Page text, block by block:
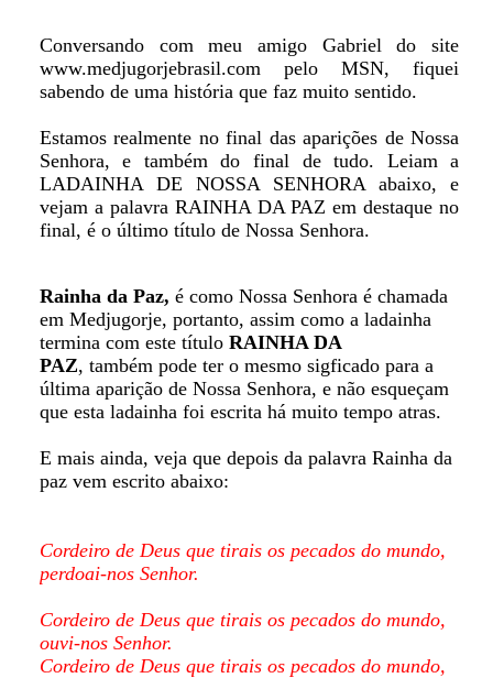
Conversando com meu amigo Gabriel do site
www.medjugorjebrasil.com pelo MSN, fiquei
sabendo de uma história que faz muito sentido.
Estamos realmente no final das aparições de Nossa
Senhora, e também do final de tudo. Leiam a
LADAINHA DE NOSSA SENHORA abaixo, e
vejam a palavra RAINHA DA PAZ em destaque no
final, é o último título de Nossa Senhora.
Rainha da Paz, é como Nossa Senhora é chamada
em Medjugorje, portanto, assim como a ladainha
termina com este título RAINHA DA
PAZ, também pode ter o mesmo sigficado para a
última aparição de Nossa Senhora, e não esqueçam
que esta ladainha foi escrita há muito tempo atras.
E mais ainda, veja que depois da palavra Rainha da
paz vem escrito abaixo:
Cordeiro de Deus que tirais os pecados do mundo,
perdoai-nos Senhor.
Cordeiro de Deus que tirais os pecados do mundo,
ouvi-nos Senhor.
Cordeiro de Deus que tirais os pecados do mundo,